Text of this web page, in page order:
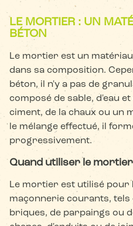
LE MORTIER : UN
BÉTON
Le mortier est un
dans sa composition.
béton, il n'y a pas de
composé de sable, d'eau
ciment, de la chaux ou un
le mélange effectué, il
progressivement.
Quand utiliser le mortier
Le mortier est utilisé pour
maçonnerie courants, tels
briques, de parpaings ou